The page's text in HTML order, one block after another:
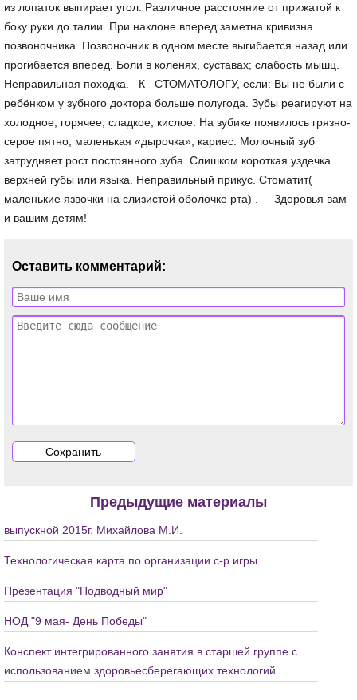
Оставить комментарий:
Предыдущие материалы
выпускной 2015г. Михайлова М.И.
Технологическая карта по организации с-р игры
Презентация "Подводный мир"
НОД "9 мая- День Победы"
Конспект интегрированного занятия в старшей группе с
использованием здоровьесберегающих технологий